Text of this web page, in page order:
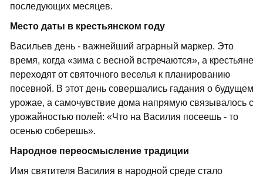
последующих месяцев.
Место даты в крестьянском году
Васильев день - важнейший аграрный маркер. Это
время, когда «зима с весной встречаются», а крестьяне
переходят от святочного веселья к планированию
посевной. В этот день совершались гадания о будущем
урожае, а самочувствие дома напрямую связывалось с
урожайностью полей: «Что на Василия посеешь - то
осенью соберешь».
Народное переосмысление традиции
Имя святителя Василия в народной среде стало